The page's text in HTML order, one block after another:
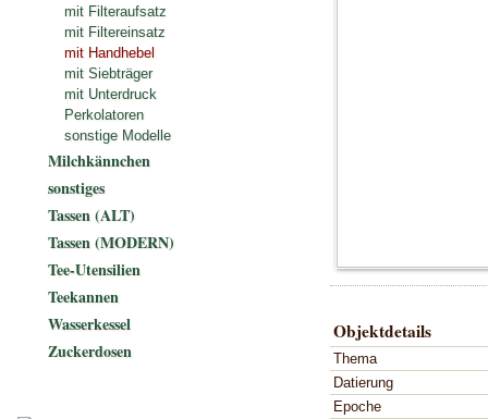
Objektdetails
Thema
Datierung
Epoche
mit Filteraufsatz
mit Filtereinsatz
mit Handhebel
mit Siebträger
mit Unterdruck
Perkolatoren
sonstige Modelle
Milchkännchen
sonstiges
Tassen (ALT)
Tassen (MODERN)
Tee-Utensilien
Teekannen
Wasserkessel
Zuckerdosen